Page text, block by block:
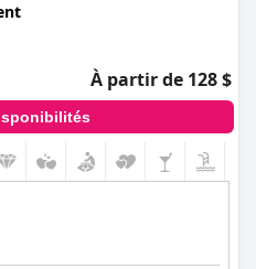
À partir de 128 $